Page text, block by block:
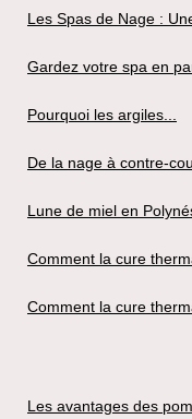
Les Spas de Nage :
Gardez votre spa en
Pourquoi les argiles...
De la nage à contre-
Lune de miel en
Comment la cure
Comment la cure
Les avantages des